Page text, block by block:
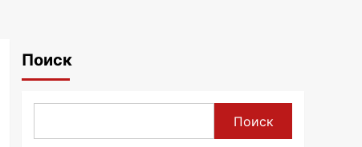
Поиск
Поиск